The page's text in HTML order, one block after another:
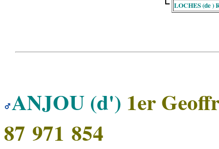
LOCHES (de )
ANJOU (d') 1er
87 971 854